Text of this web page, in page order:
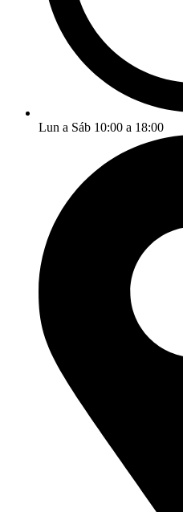
Lun a Sáb 10:00 a 18:00